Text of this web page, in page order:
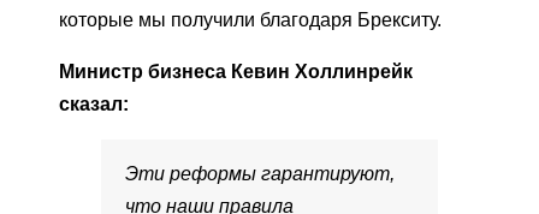
которые мы получили благодаря Брекситу.
Министр бизнеса Кевин Холлинрейк
сказал:
Эти реформы гарантируют,
что наши правила